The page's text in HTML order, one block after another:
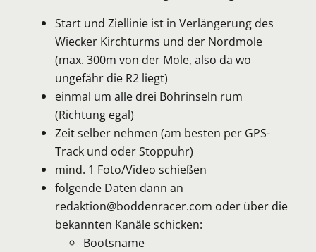
Start und Ziellinie ist in Verlängerung des
Wiecker Kirchturms und der Nordmole
(max. 300m von der Mole, also da wo
ungefähr die R2 liegt)
einmal um alle drei Bohrinseln rum
(Richtung egal)
Zeit selber nehmen (am besten per GPS-
Track und oder Stoppuhr)
mind. 1 Foto/Video schießen
folgende Daten dann an
redaktion@boddenracer.com oder über die
bekannten Kanäle schicken:
Bootsname